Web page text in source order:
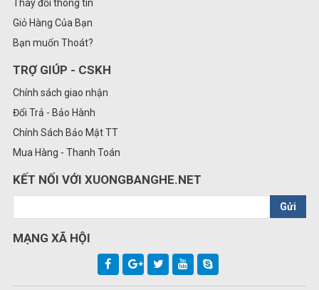
Thay đổi thông tin
Giỏ Hàng Của Bạn
Bạn muốn Thoát?
TRỢ GIÚP - CSKH
Chính sách giao nhận
Đổi Trả - Bảo Hành
Chính Sách Bảo Mật TT
Mua Hàng - Thanh Toán
KẾT NỐI VỚI XUONGBANGHE.NET
Gửi
MẠNG XÃ HỘI